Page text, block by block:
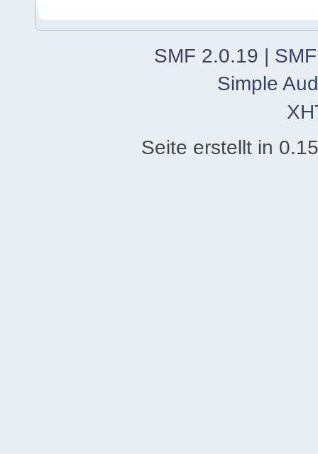
SMF 2.0.19 |
Simple
Seite erstellt in